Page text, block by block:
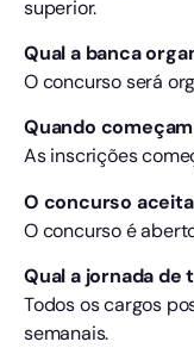
superior.
Qual a banca
O concurso será
Quando
As inscrições
O concurso
O concurso é
Qual a jornada de
Todos os cargos
semanais.